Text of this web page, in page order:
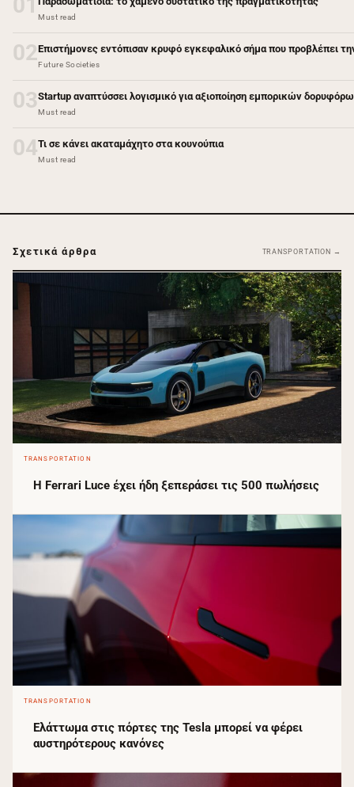
Must read
02Επιστήμονες εντόπισαν κρυφό εγκεφαλικό σήμα που προβλέπει
Future Societies
03Startup αναπτύσσει λογισμικό για αξιοποίηση εμπορικών
Must read
04Τι σε κάνει ακαταμάχητο στα κουνούπια
Must read
Σχετικά άρθρα TRANSPORTATION →
TRANSPORTATION
Η Ferrari Luce έχει ήδη ξεπεράσει τις 500 πωλήσεις
TRANSPORTATION
Ελάττωμα στις πόρτες της Tesla μπορεί να φέρει
αυστηρότερους κανόνες